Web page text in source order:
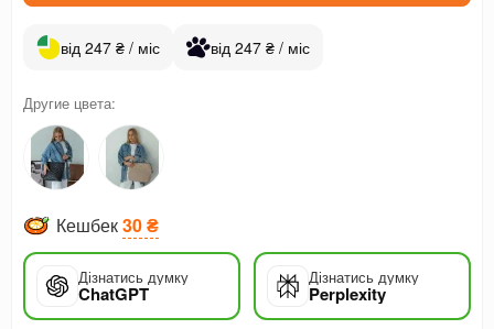
від 247 ₴ / міс від 247 ₴ / міс
Другие цвета:
Кешбек30 ₴
Дізнатись думку
ChatGPT
Дізнатись думку
Perplexity